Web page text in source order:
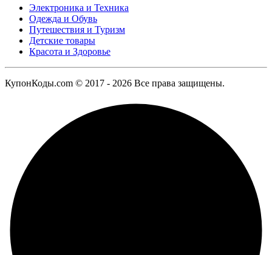
Электроника и Техника
Одежда и Обувь
Путешествия и Туризм
Детские товары
Красота и Здоровье
КупонКоды.com © 2017 - 2026 Все права защищены.